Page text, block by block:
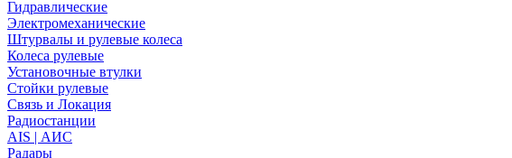
Гидравлические
Электромеханические
Штурвалы и рулевые колеса
Колеса рулевые
Установочные втулки
Стойки рулевые
Связь и Локация
Радиостанции
AIS | АИС
Радары